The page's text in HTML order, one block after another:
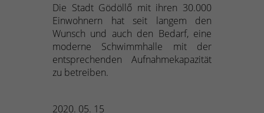
Die Stadt Gödöllő mit ihren 30.000
Einwohnern hat seit langem den
Wunsch und auch den Bedarf, eine
moderne Schwimmhalle mit der
entsprechenden Aufnahmekapazität
zu betreiben.
2020. 05. 15